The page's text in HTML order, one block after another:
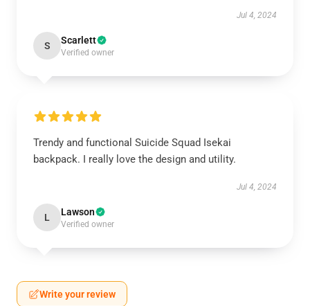
Jul 4, 2024
S Scarlett
Verified owner
Trendy and functional Suicide Squad Isekai
backpack. I really love the design and utility.
Jul 4, 2024
L Lawson
Verified owner
Write your review